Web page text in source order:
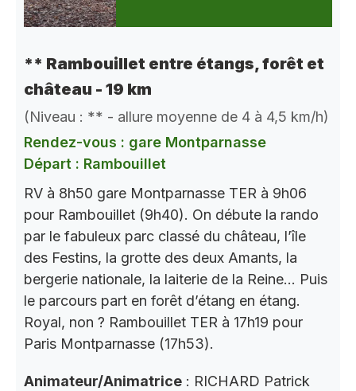
** Rambouillet entre étangs, forêt et
château - 19 km
(Niveau : ** - allure moyenne de 4 à 4,5 km/h)
Rendez-vous : gare Montparnasse
Départ : Rambouillet
RV à 8h50 gare Montparnasse TER à 9h06
pour Rambouillet (9h40). On débute la rando
par le fabuleux parc classé du château, l’île
des Festins, la grotte des deux Amants, la
bergerie nationale, la laiterie de la Reine… Puis
le parcours part en forêt d’étang en étang.
Royal, non ? Rambouillet TER à 17h19 pour
Paris Montparnasse (17h53).
Animateur/Animatrice : RICHARD Patrick